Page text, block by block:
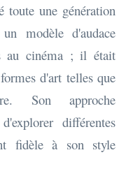
toute une génération
modèle d'audace
au cinéma ; il était
d'art telles que
Son approche
différentes
fidèle à son style